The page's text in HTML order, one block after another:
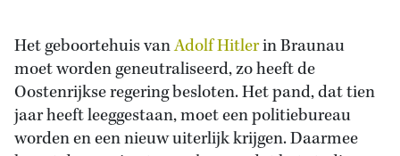
Het geboortehuis vanAdolf Hitlerin Braunau
moet worden geneutraliseerd, zo heeft de
Oostenrijkse regering besloten. Het pand, dat tien
jaar heeft leeggestaan, moet een politiebureau
worden en een nieuw uiterlijk krijgen. Daarmee